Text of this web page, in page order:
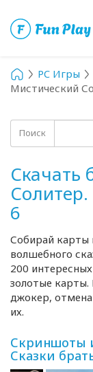
PC Игры
Мистический
Поиск
Скачать
6
Собирай карты
волшебного
200
золотые карты.
джокер,
их.
Скриншоты
Сказки